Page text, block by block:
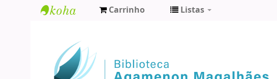
Agamenon
Magalhães
Carrinho Listas